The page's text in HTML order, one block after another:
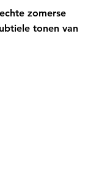
zomerse
tonen van